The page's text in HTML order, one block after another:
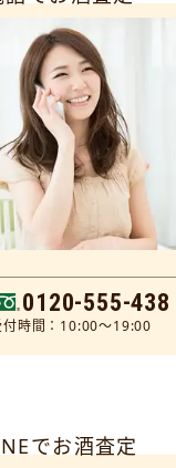
0120-555-438
付時間：10:00～19:00
でお酒査定